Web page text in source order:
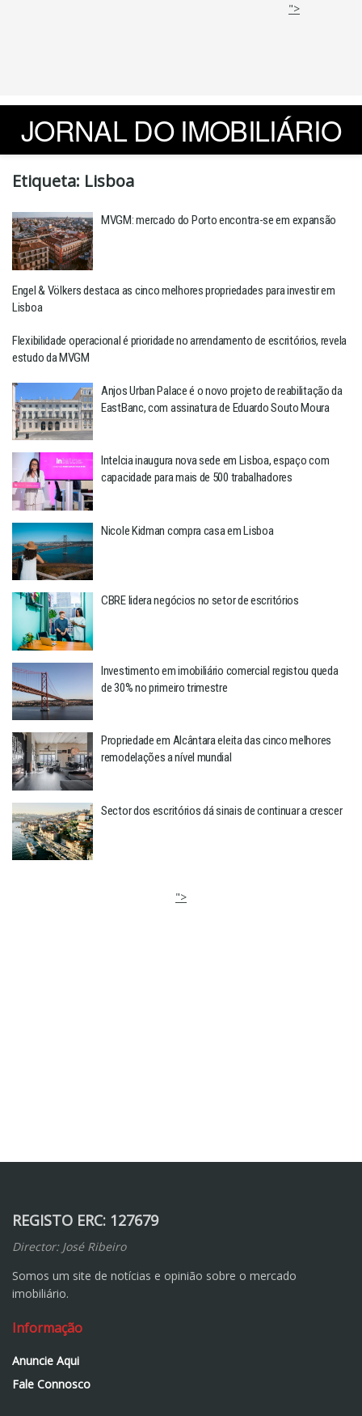
">
JORNAL DO IMOBILIÁRIO
Etiqueta: Lisboa
MVGM: mercado do Porto encontra-se em expansão
Engel & Völkers destaca as cinco melhores propriedades para investir em
Lisboa
Flexibilidade operacional é prioridade no arrendamento de escritórios, revela
estudo da MVGM
Anjos Urban Palace é o novo projeto de reabilitação da
EastBanc, com assinatura de Eduardo Souto Moura
Intelcia inaugura nova sede em Lisboa, espaço com
capacidade para mais de 500 trabalhadores
Nicole Kidman compra casa em Lisboa
CBRE lidera negócios no setor de escritórios
Investimento em imobiliário comercial registou queda
de 30% no primeiro trimestre
Propriedade em Alcântara eleita das cinco melhores
remodelações a nível mundial
Sector dos escritórios dá sinais de continuar a crescer
">
REGISTO ERC: 127679
Director: José Ribeiro
Somos um site de notícias e opinião sobre o mercado
imobiliário.
Informação
Anuncie Aqui
Fale Connosco